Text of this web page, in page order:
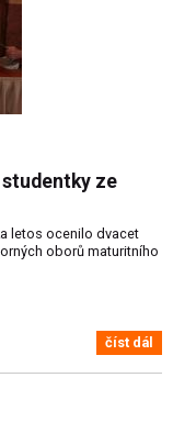
ze
letos ocenilo dvacet
oborů maturitního
číst dál